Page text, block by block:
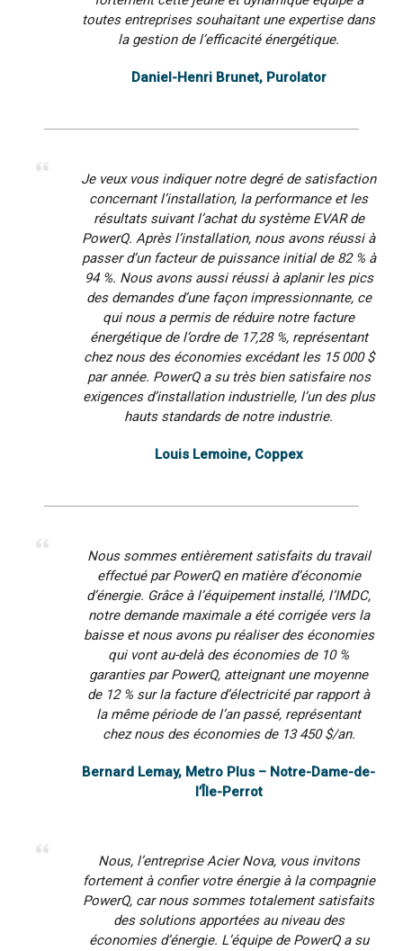
toutes entreprises souhaitant une expertise dans
la gestion de l’efficacité énergétique.
Daniel-Henri Brunet, Purolator
Je veux vous indiquer notre degré de satisfaction
concernant l’installation, la performance et les
résultats suivant l’achat du système EVAR de
PowerQ. Après l’installation, nous avons réussi à
passer d’un facteur de puissance initial de 82 % à
94 %. Nous avons aussi réussi à aplanir les pics
des demandes d’une façon impressionnante, ce
qui nous a permis de réduire notre facture
énergétique de l’ordre de 17,28 %, représentant
chez nous des économies excédant les 15 000 $
par année. PowerQ a su très bien satisfaire nos
exigences d’installation industrielle, l’un des plus
hauts standards de notre industrie.
Louis Lemoine, Coppex
Nous sommes entièrement satisfaits du travail
effectué par PowerQ en matière d’économie
d’énergie. Grâce à l’équipement installé, l’IMDC,
notre demande maximale a été corrigée vers la
baisse et nous avons pu réaliser des économies
qui vont au-delà des économies de 10 %
garanties par PowerQ, atteignant une moyenne
de 12 % sur la facture d’électricité par rapport à
la même période de l’an passé, représentant
chez nous des économies de 13 450 $/an.
Bernard Lemay, Metro Plus – Notre-Dame-de-
l’Île-Perrot
Nous, l’entreprise Acier Nova, vous invitons
fortement à confier votre énergie à la compagnie
PowerQ, car nous sommes totalement satisfaits
des solutions apportées au niveau des
économies d’énergie. L’équipe de PowerQ a su